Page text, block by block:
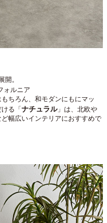
開。
ォルニア
ちろん、和モダンにもにマッ
る「 ナチュラル」は、北欧や
幅広いインテリアにおすすめで